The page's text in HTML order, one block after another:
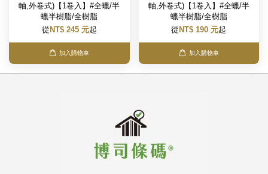
軸,外卷式)【1卷入】#全蠟/半
蠟半樹脂/全樹脂
從 NT$ 245 元起
加入購物車
軸,外卷式)【1卷入】#全蠟/半
蠟半樹脂/全樹脂
從 NT$ 190 元起
加入購物車